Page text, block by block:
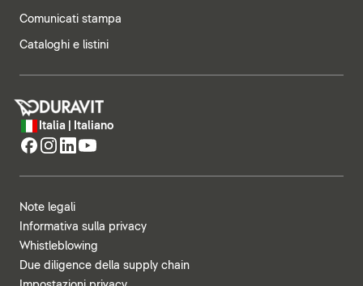
Comunicati stampa
Cataloghi e listini
Italia | Italiano
Note legali
Informativa sulla privacy
Whistleblowing
Due diligence della supply chain